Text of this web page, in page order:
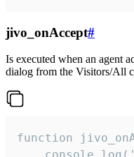
jivo_onAccept#
Is executed when an agent
dialog from the Visitors/All
function